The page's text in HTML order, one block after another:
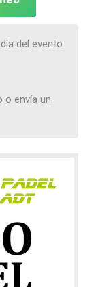
del evento
o envía un